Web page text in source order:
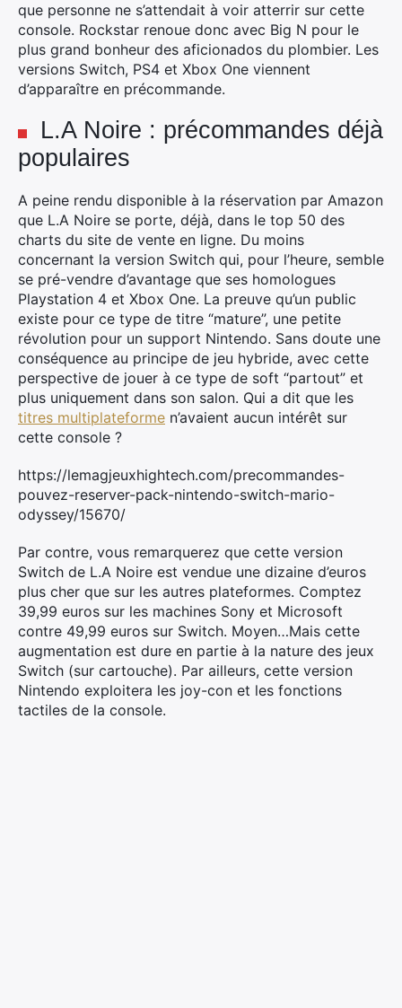
que personne ne s’attendait à voir atterrir sur cette
console. Rockstar renoue donc avec Big N pour le
plus grand bonheur des aficionados du plombier. Les
versions Switch, PS4 et Xbox One viennent
d’apparaître en précommande.
L.A Noire : précommandes déjà
populaires
A peine rendu disponible à la réservation par Amazon
que L.A Noire se porte, déjà, dans le top 50 des
charts du site de vente en ligne. Du moins
concernant la version Switch qui, pour l’heure, semble
se pré-vendre d’avantage que ses homologues
Playstation 4 et Xbox One. La preuve qu’un public
existe pour ce type de titre “mature”, une petite
révolution pour un support Nintendo. Sans doute une
conséquence au principe de jeu hybride, avec cette
perspective de jouer à ce type de soft “partout” et
plus uniquement dans son salon. Qui a dit que les
titres multiplateforme n’avaient aucun intérêt sur
cette console ?
https://lemagjeuxhightech.com/precommandes-
pouvez-reserver-pack-nintendo-switch-mario-
odyssey/15670/
Par contre, vous remarquerez que cette version
Switch de L.A Noire est vendue une dizaine d’euros
plus cher que sur les autres plateformes. Comptez
39,99 euros sur les machines Sony et Microsoft
contre 49,99 euros sur Switch. Moyen…Mais cette
augmentation est dure en partie à la nature des jeux
Switch (sur cartouche). Par ailleurs, cette version
Nintendo exploitera les joy-con et les fonctions
tactiles de la console.